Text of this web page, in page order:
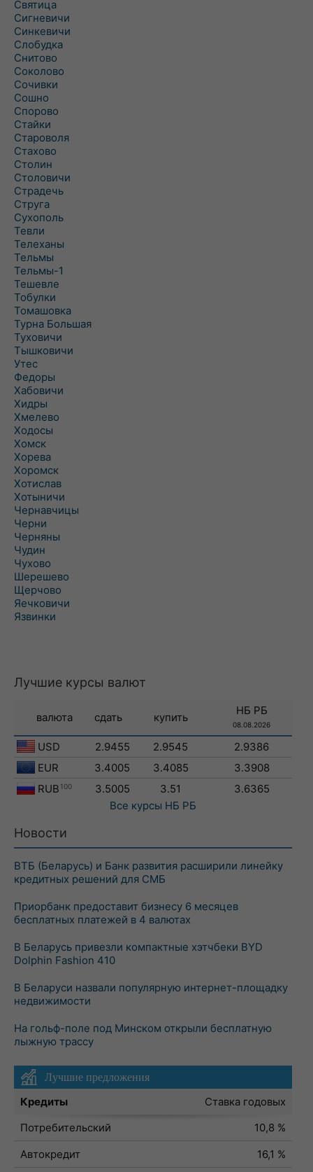
Святица
Сигневичи
Синкевичи
Слобудка
Снитово
Соколово
Сочивки
Сошно
Спорово
Стайки
Староволя
Стахово
Столин
Столовичи
Страдечь
Струга
Сухополь
Тевли
Телеханы
Тельмы
Тельмы-1
Тешевле
Тобулки
Томашовка
Турна Большая
Туховичи
Тышковичи
Утес
Федоры
Хабовичи
Хидры
Хмелево
Ходосы
Хомск
Хорева
Хоромск
Хотислав
Хотыничи
Чернавчицы
Черни
Черняны
Чудин
Чухово
Шерешево
Щерчово
Яечковичи
Язвинки
Лучшие курсы валют
валюта сдать купить
НБ РБ
08.08.2026
USD 2.9455 2.9545
2.9386
EUR
3.4005 3.4085
3.3908
RUB 100 3.5005 3.51
3.6365
Все курсы НБ РБ
Новости
ВТБ (Беларусь) и Банк развития расширили линейку
кредитных решений для СМБ
Приорбанк предоставит бизнесу 6 месяцев
бесплатных платежей в 4 валютах
В Беларусь привезли компактные хэтчбеки BYD
Dolphin Fashion 410
В Беларуси назвали популярную интернет-площадку
недвижимости
На гольф-поле под Минском открыли бесплатную
лыжную трассу
Лучшие предложения
Кредиты
Ставка годовых
Потребительский
10,8 %
Автокредит
16,1 %